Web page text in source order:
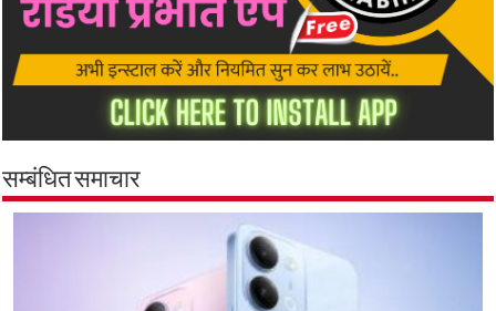
सम्बंधित समाचार